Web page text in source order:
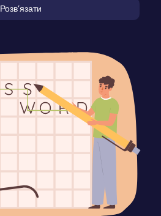
Розвʼязати